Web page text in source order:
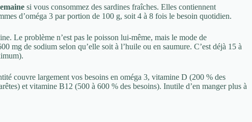
si vous consommez des sardines fraîches. Elles contiennent
d’oméga 3 par portion de 100 g, soit 4 à 8 fois le besoin quotidien.
Le problème n’est pas le poisson lui-même, mais le mode de
mg de sodium selon qu’elle soit à l’huile ou en saumure. C’est déjà 15 à
couvre largement vos besoins en oméga 3, vitamine D (200 % des
et vitamine B12 (500 à 600 % des besoins). Inutile d’en manger plus à